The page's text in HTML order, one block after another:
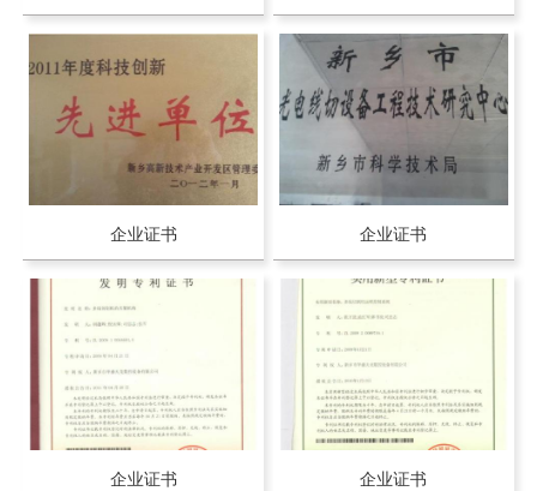
企业证书 企业证书
企业证书 企业证书